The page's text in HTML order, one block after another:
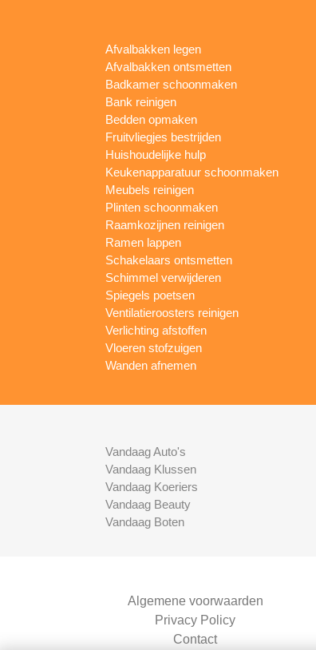
Afvalbakken legen
Afvalbakken ontsmetten
Badkamer schoonmaken
Bank reinigen
Bedden opmaken
Fruitvliegjes bestrijden
Huishoudelijke hulp
Keukenapparatuur schoonmaken
Meubels reinigen
Plinten schoonmaken
Raamkozijnen reinigen
Ramen lappen
Schakelaars ontsmetten
Schimmel verwijderen
Spiegels poetsen
Ventilatieroosters reinigen
Verlichting afstoffen
Vloeren stofzuigen
Wanden afnemen
Vandaag Auto's
Vandaag Klussen
Vandaag Koeriers
Vandaag Beauty
Vandaag Boten
Algemene voorwaarden
Privacy Policy
Contact